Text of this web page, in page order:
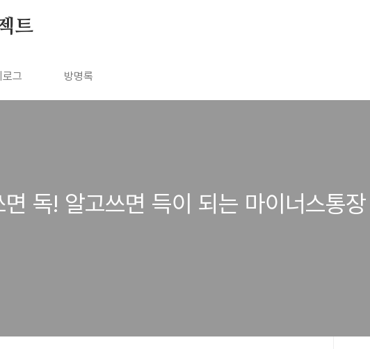
트
로그 방명록
독! 알고쓰면 득이 되는 마이너스통장